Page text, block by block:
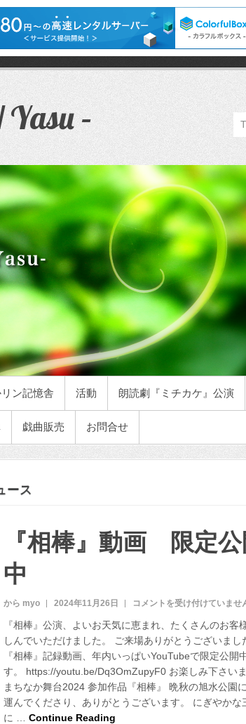
–
ン記憶舎 活動 朗読劇『ミチカケ』公演
戯曲販売 お問合せ
ース
『相棒』動画 限定公
中
から myo 2024年11月26日
『
棒
』
動
画
定
コメントを受け付けていませ
『相棒』公演、よいお天気に恵まれ、たくさんのお客
しんでいただけました。 ご来場ありがとうございまし
『相棒』記録動画、年内いっぱいYouTubeで限定公開
す。 https://youtu.be/Dq3OmZupyF0 お楽しみ下さい
まちなか舞台2024 参加作品『相棒』 晩秋の旭水公園
運んでくださり、ありがとうございます。 にぎやかな
に … Continue Reading